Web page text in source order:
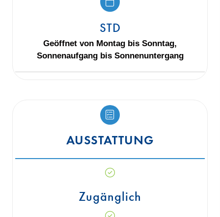
STD
Geöffnet von Montag bis Sonntag,
Sonnenaufgang bis Sonnenuntergang
AUSSTATTUNG
Zugänglich